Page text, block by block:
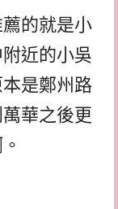
的就是小
近的小吳
是鄭州路
華之後更